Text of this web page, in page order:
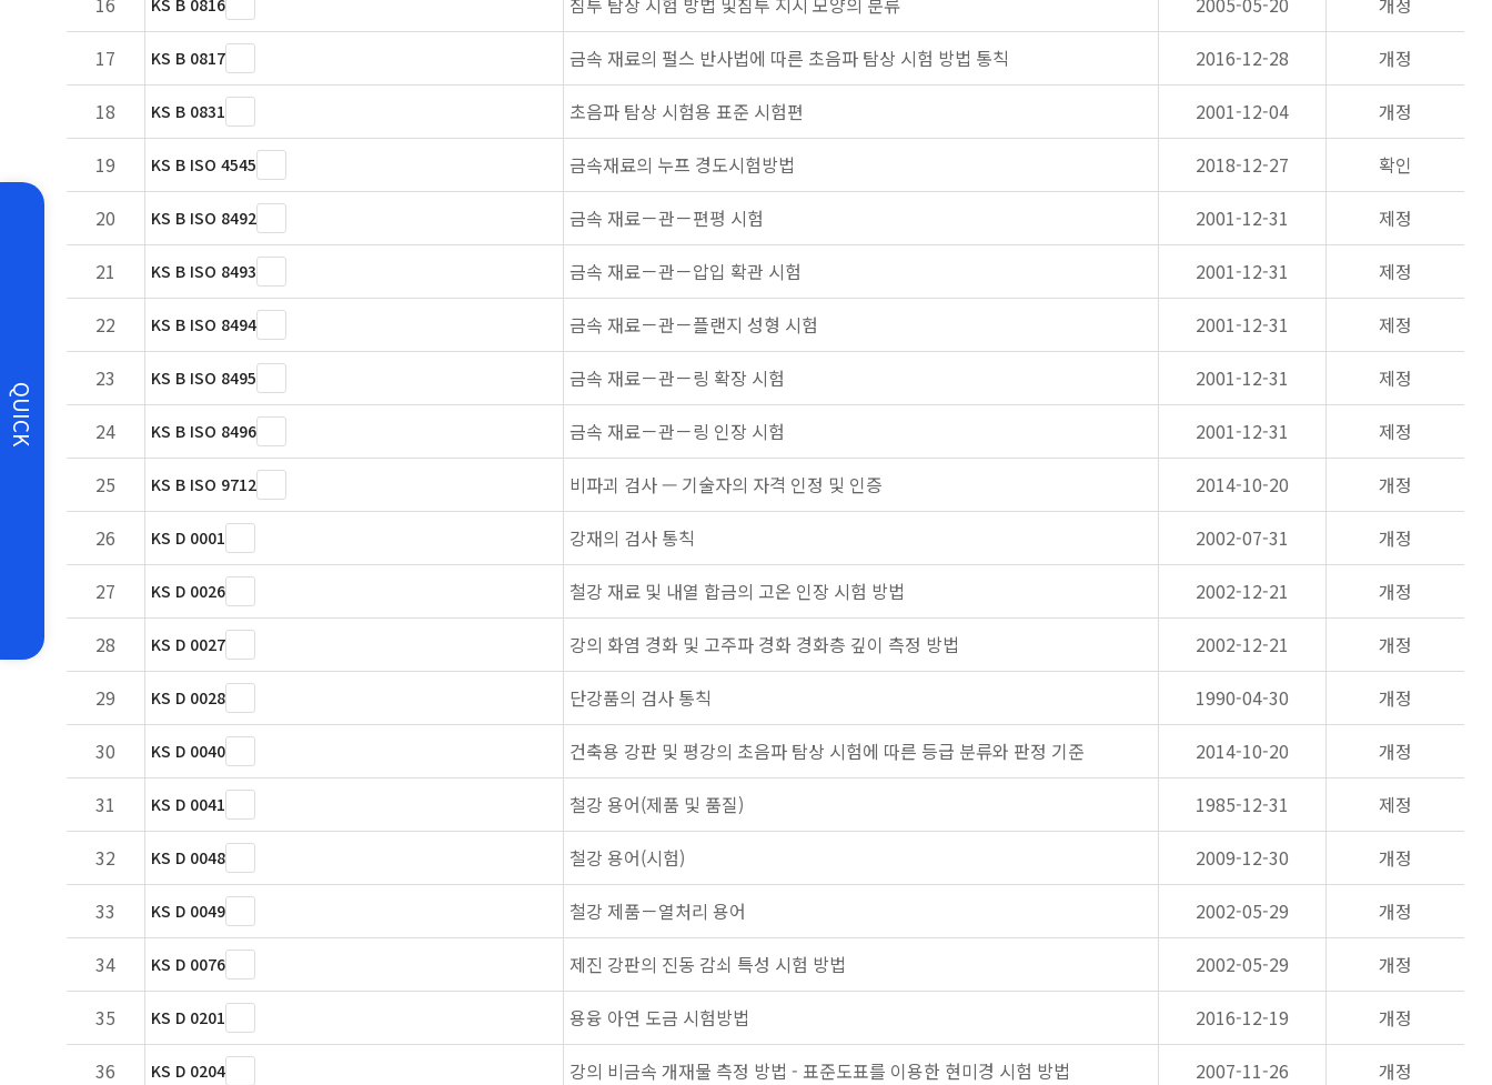
QUICK
KS B 0816
17
KS B 0817 금속 재료의 펄스 반사법에 따른 초음파 탐상 시험 방법 통칙 2016-12-28
개정
18
KS B 0831 초음파 탐상 시험용 표준 시험편 2001-12-04
개정
19
KS B ISO 4545 금속재료의 누프 경도시험방법 2018-12-27
확인
20
KS B ISO 8492 금속 재료－관－편평 시험 2001-12-31
제정
21
KS B ISO 8493 금속 재료－관－압입 확관 시험 2001-12-31
제정
22
KS B ISO 8494 금속 재료－관－플랜지 성형 시험 2001-12-31
제정
23
KS B ISO 8495 금속 재료－관－링 확장 시험 2001-12-31
제정
24
KS B ISO 8496 금속 재료－관－링 인장 시험 2001-12-31
제정
25
KS B ISO 9712 비파괴 검사 — 기술자의 자격 인정 및 인증 2014-10-20
개정
26
KS D 0001 강재의 검사 통칙 2002-07-31
개정
27
KS D 0026 철강 재료 및 내열 합금의 고온 인장 시험 방법 2002-12-21
개정
28
KS D 0027 강의 화염 경화 및 고주파 경화 경화층 깊이 측정 방법 2002-12-21
개정
29
KS D 0028 단강품의 검사 통칙 1990-04-30
개정
30
KS D 0040 건축용 강판 및 평강의 초음파 탐상 시험에 따른 등급 분류와 판정 기준 2014-10-20
개정
31
KS D 0041 철강 용어(제품 및 품질) 1985-12-31
제정
32
KS D 0048 철강 용어(시험) 2009-12-30
개정
33
KS D 0049 철강 제품－열처리 용어 2002-05-29
개정
34
KS D 0076 제진 강판의 진동 감쇠 특성 시험 방법 2002-05-29
개정
35
KS D 0201 용융 아연 도금 시험방법 2016-12-19
개정
36
KS D 0204 강의 비금속 개재물 측정 방법 - 표준도표를 이용한 현미경 시험 방법 2007-11-26
개정